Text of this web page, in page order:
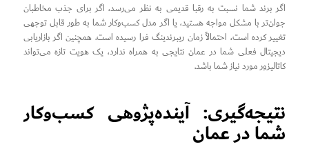
اگر برند شما نسبت به رقبا قدیمی به نظر می‌رسد، اگر برای جذب مخاطبان
جوان‌تر با مشکل مواجه هستید، یا اگر مدل کسب‌وکار شما به طور قابل توجهی
تغییر کرده است، احتمالاً زمان ریبرندینگ فرا رسیده است. همچنین اگر بازاریابی
دیجیتال فعلی شما در عمان نتایجی به همراه ندارد، یک هویت تازه می‌تواند
کاتالیزور مورد نیاز شما باشد.
نتیجه‌گیری: آینده‌پژوهی کسب‌وکار
شما در عمان